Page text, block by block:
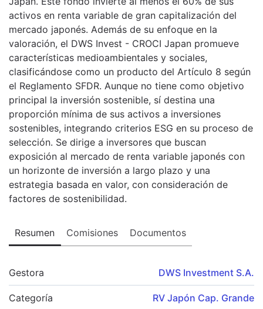
activos en renta variable de gran capitalización del
mercado japonés. Además de su enfoque en la
valoración, el DWS Invest - CROCI Japan promueve
características medioambientales y sociales,
clasificándose como un producto del Artículo 8 según
el Reglamento SFDR. Aunque no tiene como objetivo
principal la inversión sostenible, sí destina una
proporción mínima de sus activos a inversiones
sostenibles, integrando criterios ESG en su proceso de
selección. Se dirige a inversores que buscan
exposición al mercado de renta variable japonés con
un horizonte de inversión a largo plazo y una
estrategia basada en valor, con consideración de
factores de sostenibilidad.
Resumen Comisiones Documentos
Gestora DWS Investment S.A.
Categoría RV Japón Cap. Grande